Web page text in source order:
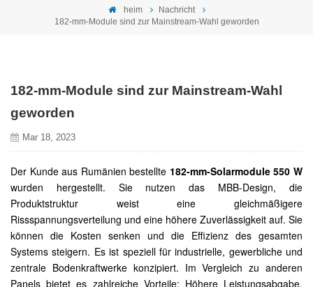
heim
Nachricht
182-mm-Module sind zur Mainstream-Wahl geworden
182-mm-Module sind zur Mainstream-Wahl
geworden
Mar 18, 2023
Der Kunde aus Rumänien bestellte 182-mm-Solarmodule 550 W
wurden hergestellt. Sie nutzen das MBB-Design, die
Produktstruktur weist eine gleichmäßigere
Rissspannungsverteilung und eine höhere Zuverlässigkeit auf. Sie
können die Kosten senken und die Effizienz des gesamten
Systems steigern. Es ist speziell für industrielle, gewerbliche und
zentrale Bodenkraftwerke konzipiert. Im Vergleich zu anderen
Panels bietet es zahlreiche Vorteile: Höhere Leistungsabgabe,